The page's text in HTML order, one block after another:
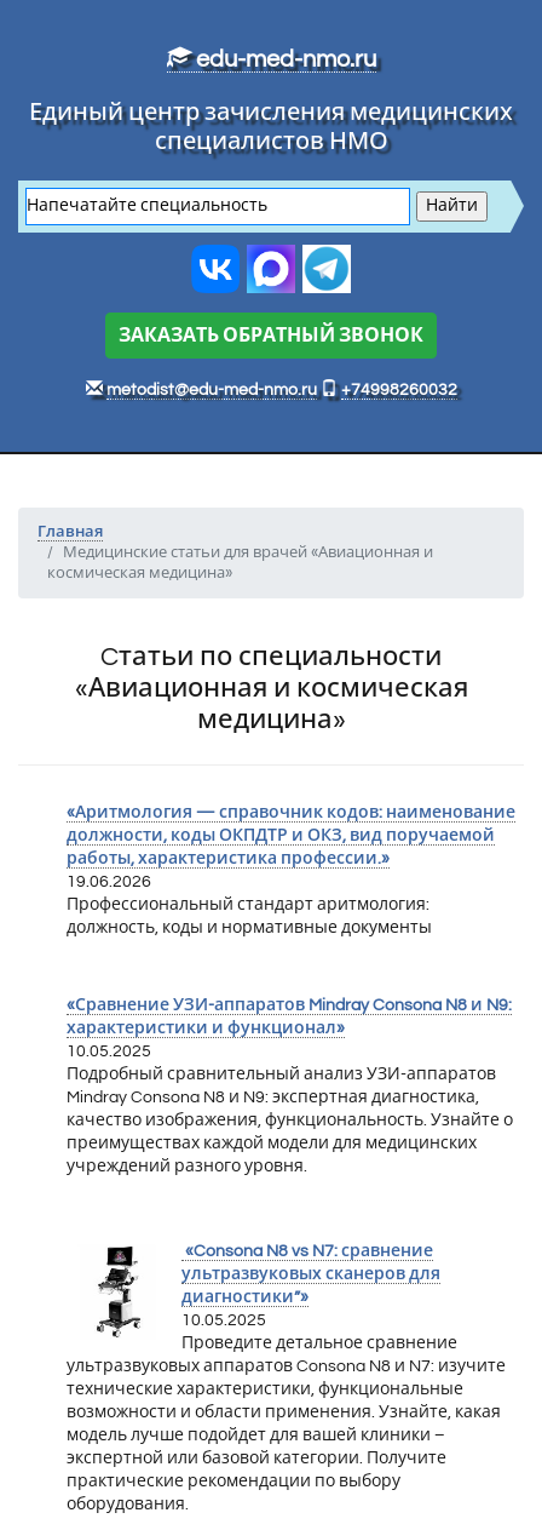
edu-med-nmo.ru
Единый центр зачисления медицинских
специалистов НМО
ЗАКАЗАТЬ ОБРАТНЫЙ ЗВОНОК
metodist@edu-med-nmo.ru +74998260032
Главная
Медицинские статьи для врачей «Авиационная и
космическая медицина»
Cтатьи по специальности
«Авиационная и космическая
медицина»
«Аритмология — справочник кодов: наименование
должности, коды ОКПДТР и ОКЗ, вид поручаемой
работы, характеристика профессии.»
19.06.2026
Профессиональный стандарт аритмология:
должность, коды и нормативные документы
«Сравнение УЗИ-аппаратов Mindray Consona N8 и N9:
характеристики и функционал»
10.05.2025
Подробный сравнительный анализ УЗИ-аппаратов
Mindray Consona N8 и N9: экспертная диагностика,
качество изображения, функциональность. Узнайте о
преимуществах каждой модели для медицинских
учреждений разного уровня.
«Consona N8 vs N7: сравнение
ультразвуковых сканеров для
диагностики”»
10.05.2025
Проведите детальное сравнение
ультразвуковых аппаратов Consona N8 и N7: изучите
технические характеристики, функциональные
возможности и области применения. Узнайте, какая
модель лучше подойдет для вашей клиники –
экспертной или базовой категории. Получите
практические рекомендации по выбору
оборудования.